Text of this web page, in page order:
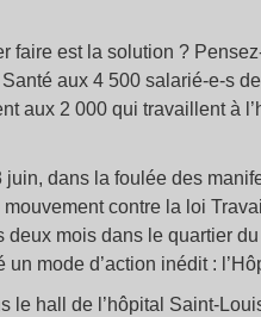
faire est la solution ?
aux 4 500 salarié-e-s
aux 2 000 qui travaillent à
dans la foulée des
contre la loi
mois dans le quartier
mode d’action inédit :
le hall de l’hôpital Saint-